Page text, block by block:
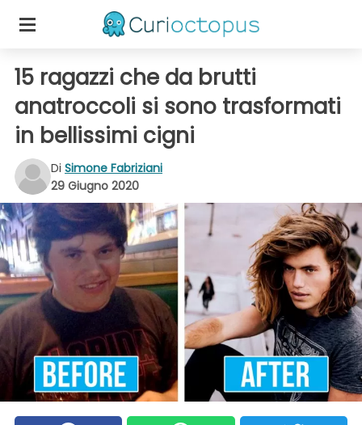
15 ragazzi che da brutti
anatroccoli si sono trasformati
in bellissimi cigni
Di Simone Fabriziani
29 Giugno 2020